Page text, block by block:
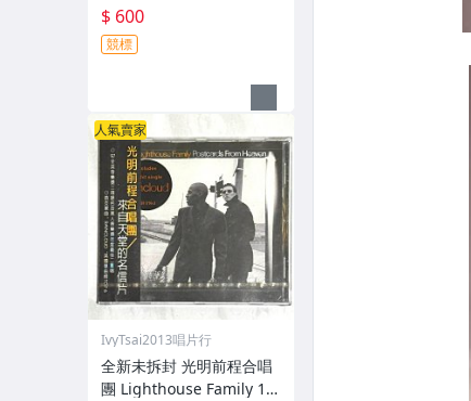
loser / 華納音樂 台灣版專
輯 CD / 附側標 歌詞 環狀
封條
$ 600
競標
人氣賣家
IvyTsai2013唱片行
全新未拆封 光明前程合唱
團 Lighthouse Family 19